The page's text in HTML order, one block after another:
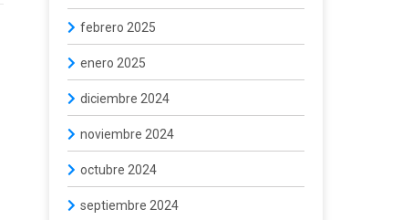
febrero 2025
enero 2025
diciembre 2024
noviembre 2024
octubre 2024
septiembre 2024